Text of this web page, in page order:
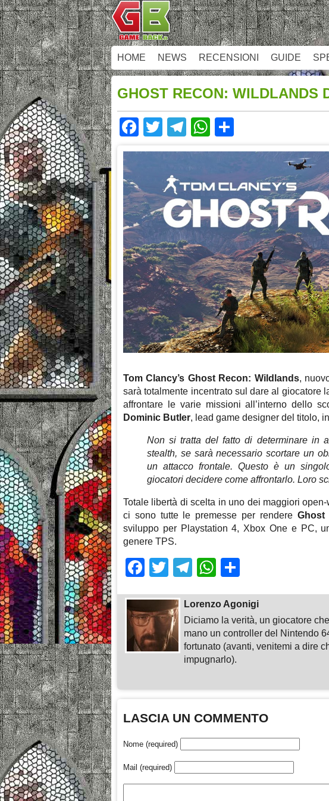
HOME NEWS RECENSIONI GUIDE
GHOST RECON: WILDLANDS
Facebook
TwitterTelegram
WhatsApp
Tom Clancy’s Ghost Recon: Wildlands,
sarà totalmente incentrato sul dare al giocatore
affrontare le varie missioni all’interno dello
Dominic Butler, lead game designer del titolo,
Non si tratta del fatto di determinare in
stealth, se sarà necessario scortare un
un attacco frontale. Questo è un
giocatori decidere come affrontarlo. Loro
Totale libertà di scelta in uno dei maggiori
ci sono tutte le premesse per rendere Ghost
sviluppo per Playstation 4, Xbox One e PC,
genere TPS.
Facebook
TwitterTelegram
WhatsApp
Lorenzo Agonigi
Diciamo la verità, un giocatore
mano un controller del Nintendo
fortunato (avanti, venitemi a dire
impugnarlo).
LASCIA UN COMMENTO
Nome (required)
Mail (required)